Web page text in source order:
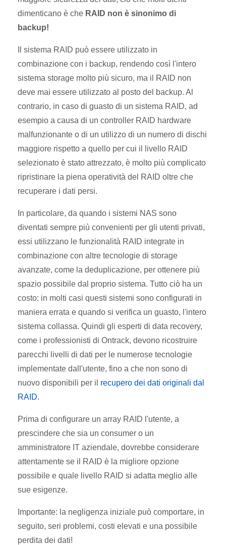
dimenticano è che RAID non è sinonimo di
backup!
Il sistema RAID può essere utilizzato in
combinazione con i backup, rendendo così l'intero
sistema storage molto più sicuro, ma il RAID non
deve mai essere utilizzato al posto del backup. Al
contrario, in caso di guasto di un sistema RAID, ad
esempio a causa di un controller RAID hardware
malfunzionante o di un utilizzo di un numero di dischi
maggiore rispetto a quello per cui il livello RAID
selezionato è stato attrezzato, è molto più complicato
ripristinare la piena operatività del RAID oltre che
recuperare i dati persi.
In particolare, da quando i sistemi NAS sono
diventati sempre più convenienti per gli utenti privati,
essi utilizzano le funzionalità RAID integrate in
combinazione con altre tecnologie di storage
avanzate, come la deduplicazione, per ottenere più
spazio possibile dal proprio sistema. Tutto ciò ha un
costo: in molti casi questi sistemi sono configurati in
maniera errata e quando si verifica un guasto, l'intero
sistema collassa. Quindi gli esperti di data recovery,
come i professionisti di Ontrack, devono ricostruire
parecchi livelli di dati per le numerose tecnologie
implementate dall'utente, fino a che non sono di
nuovo disponibili per il recupero dei dati originali dal
RAID.
Prima di configurare un array RAID l'utente, a
prescindere che sia un consumer o un
amministratore IT aziendale, dovrebbe considerare
attentamente se il RAID è la migliore opzione
possibile e quale livello RAID si adatta meglio alle
sue esigenze.
Importante: la negligenza iniziale può comportare, in
seguito, seri problemi, costi elevati e una possibile
perdita dei dati!